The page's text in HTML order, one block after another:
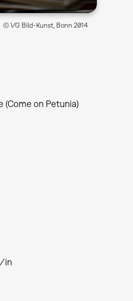
© VG Bild-Kunst, Bonn 2014
(Come on Petunia)
in